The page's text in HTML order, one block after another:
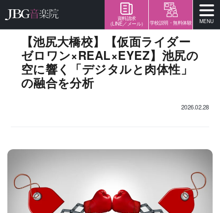
資料請求
（LINE／メール） 学校説明・無料体験 MENU
【池尻大橋校】【仮面ライダー
ゼロワン×REAL×EYEZ】池尻の
空に響く「デジタルと肉体性」
の融合を分析
2026.02.28